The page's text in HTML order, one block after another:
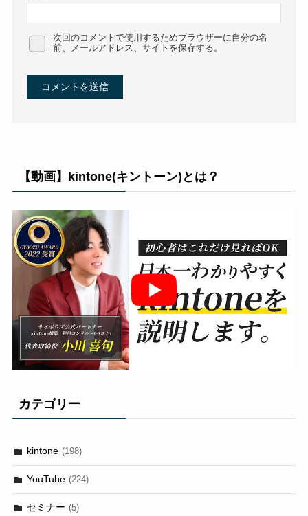
次回のコメントで使用するためブラウザーに自分の名
前、メールアドレス、サイトを保存する。
【動画】kintone(キントーン)とは？
カテゴリー
kintone (198)
YouTube (224)
セミナー (5)